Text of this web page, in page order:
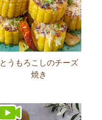
とうもろこしのチーズ
焼き